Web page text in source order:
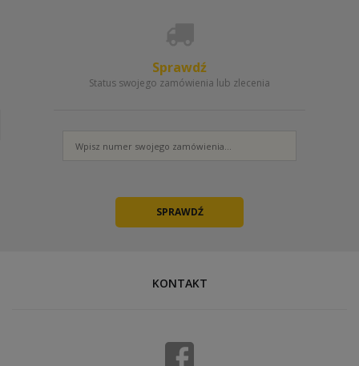
Sprawdź
Status swojego zamówienia lub zlecenia
KONTAKT